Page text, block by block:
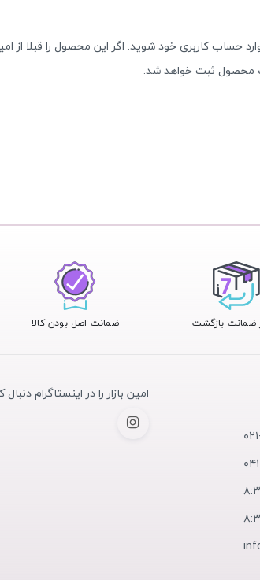
حساب کاربری خود شوید. اگر این محصول را قبلا از
محصول ثبت خواهد شد.
ضمانت اصل بودن کالا
امین بازار را در اینستاگرام دنبال